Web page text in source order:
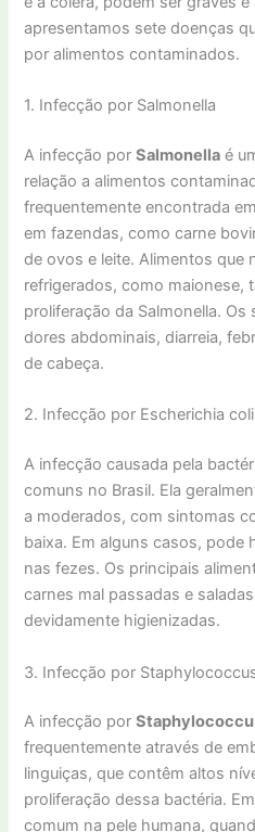
apresentamos sete doenças
por alimentos contaminados.
1. Infecção por Salmonella
A infecção porSalmonella é
relação a alimentos
frequentemente encontrada
em fazendas, como carne
de ovos e leite. Alimentos que
refrigerados, como maionese,
proliferação da Salmonella.
dores abdominais, diarreia,
de cabeça.
2. Infecção por Escherichia coli
A infecção causada pela
comuns no Brasil. Ela
a moderados, com sintomas
baixa. Em alguns casos, pode
nas fezes. Os principais
carnes mal passadas e
devidamente higienizadas.
3. Infecção por
A infecção por
frequentemente através de
linguiças, que contêm altos
proliferação dessa bactéria.
comum na pele humana,